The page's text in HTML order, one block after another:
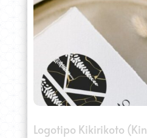
Logotipo Kikirikoto